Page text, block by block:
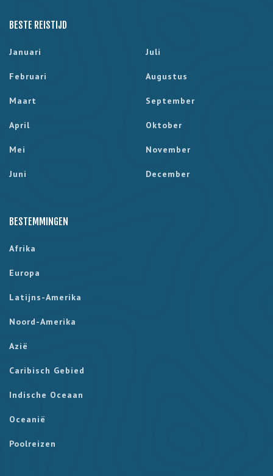
BESTE REISTIJD
Januari
Februari
Maart
April
Mei
Juni
Juli
Augustus
September
Oktober
November
December
BESTEMMINGEN
Afrika
Europa
Latijns-Amerika
Noord-Amerika
Azië
Caribisch Gebied
Indische Oceaan
Oceanië
Poolreizen